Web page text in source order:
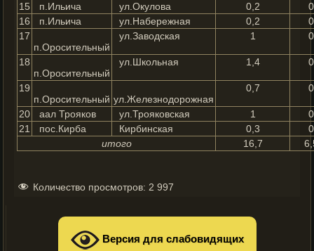
15
п.Ильича ул.Окулова 0,2
0
16
п.Ильича ул.Набережная 0,2
0
17
п.Оросительный
ул.Заводская 1 0
18
п.Оросительный
ул.Школьная 1,4 0
19
п.Оросительный ул.Железнодорожная
0,7 0
20 аал Трояков ул.Трояковская 1
0
21
пос.Кирба Кирбинская 0,3
0
итого
16,7
Количество просмотров: 2 997
Версия для слабовидящих